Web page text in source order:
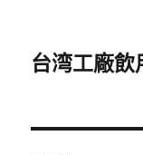
台湾工廠飲